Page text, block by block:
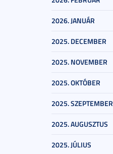
2026. JANUÁR
2025. DECEMBER
2025. NOVEMBER
2025. OKTÓBER
2025. SZEPTEMBER
2025. AUGUSZTUS
2025. JÚLIUS